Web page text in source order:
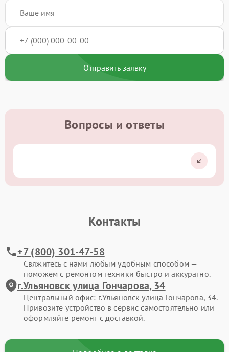
Отправить заявку
Вопросы и ответы
Контакты
+7 (800) 301-47-58
Свяжитесь с нами любым удобным способом —
поможем с ремонтом техники быстро и аккуратно.
г.Ульяновск улица Гончарова, 34
Центральный офис: г.Ульяновск улица Гончарова, 34.
Привозите устройство в сервис самостоятельно или
оформляйте ремонт с доставкой.